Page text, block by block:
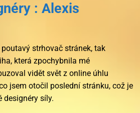
: Alexis
strhovač stránek, tak
která zpochybnila mé
vidět svět z online úhlu
jsem otočil poslední stránku, což je
designéry síly.